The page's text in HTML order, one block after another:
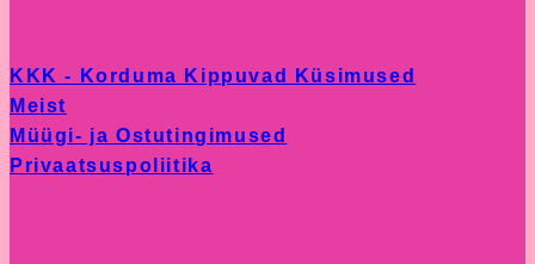
KKK - Korduma Kippuvad Küsimused
Meist
Müügi- ja Ostutingimused
Privaatsuspoliitika